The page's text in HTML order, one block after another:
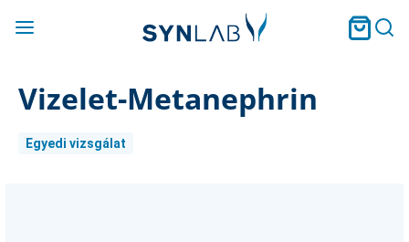
Vizelet-Metanephrin
Egyedi vizsgálat